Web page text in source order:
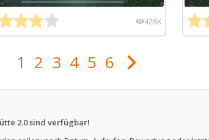
428K
1 2 3 4 5 6
2.0 sind verfügbar!